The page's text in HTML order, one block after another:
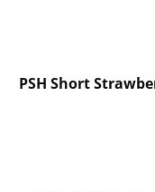
PSH Short